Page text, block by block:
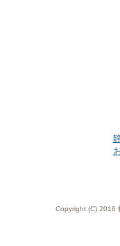
Copyright (C) 2016